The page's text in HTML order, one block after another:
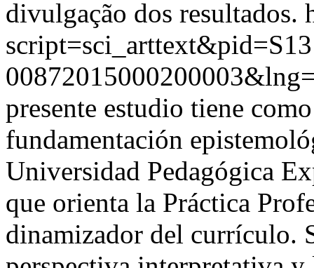
divulgação dos resultados.
presente estudio tiene
fundamentación
Universidad Pedagógica
que orienta la Práctica
dinamizador del currículo.